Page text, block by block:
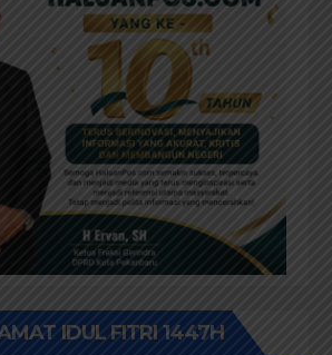
IDUL FITRI 1447H